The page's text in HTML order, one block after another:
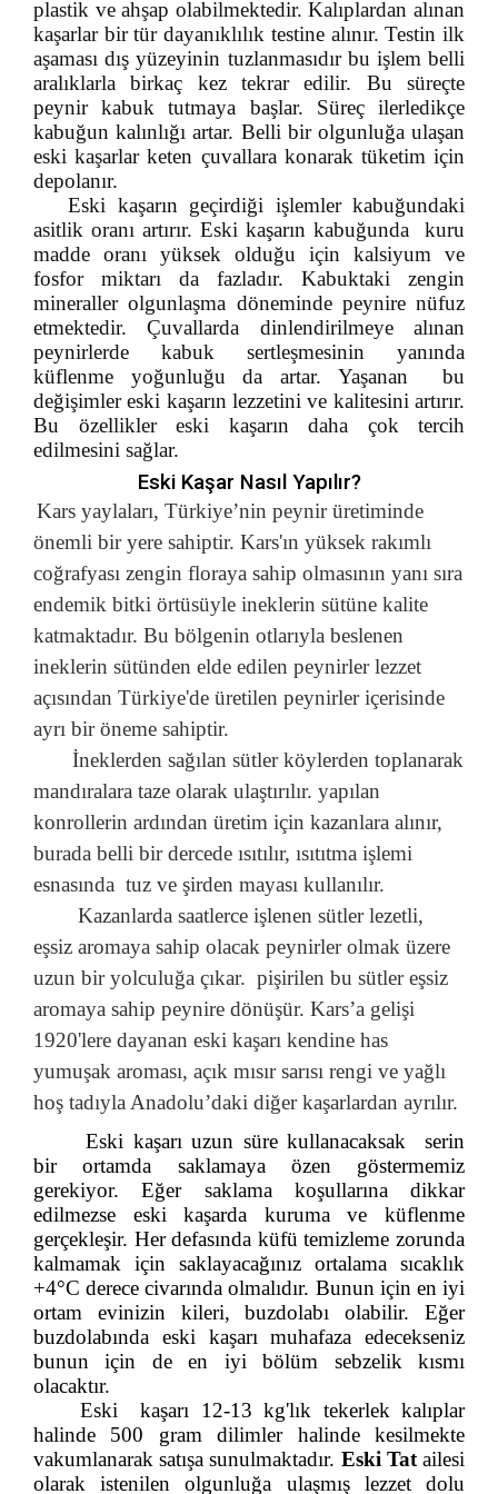
plastik ve ahşap olabilmektedir. Kalıplardan alınan
kaşarlar bir tür dayanıklılık testine alınır. Testin ilk
aşaması dış yüzeyinin tuzlanmasıdır bu işlem belli
aralıklarla birkaç kez tekrar edilir. Bu süreçte
peynir kabuk tutmaya başlar. Süreç ilerledikçe
kabuğun kalınlığı artar. Belli bir olgunluğa ulaşan
eski kaşarlar keten çuvallara konarak tüketim için
depolanır.
Eski kaşarın geçirdiği işlemler kabuğundaki
asitlik oranı artırır. Eski kaşarın kabuğunda kuru
madde oranı yüksek olduğu için kalsiyum ve
fosfor miktarı da fazladır. Kabuktaki zengin
mineraller olgunlaşma döneminde peynire nüfuz
etmektedir. Çuvallarda dinlendirilmeye alınan
peynirlerde kabuk sertleşmesinin yanında
küflenme yoğunluğu da artar. Yaşanan bu
değişimler eski kaşarın lezzetini ve kalitesini artırır.
Bu özellikler eski kaşarın daha çok tercih
edilmesini sağlar.
Eski Kaşar Nasıl Yapılır?
Kars yaylaları, Türkiye’nin peynir üretiminde
önemli bir yere sahiptir. Kars'ın yüksek rakımlı
coğrafyası zengin floraya sahip olmasının yanı sıra
endemik bitki örtüsüyle ineklerin sütüne kalite
katmaktadır. Bu bölgenin otlarıyla beslenen
ineklerin sütünden elde edilen peynirler lezzet
açısından Türkiye'de üretilen peynirler içerisinde
ayrı bir öneme sahiptir.
İneklerden sağılan sütler köylerden toplanarak
mandıralara taze olarak ulaştırılır. yapılan
konrollerin ardından üretim için kazanlara alınır,
burada belli bir dercede ısıtılır, ısıtıtma işlemi
esnasında tuz ve şirden mayası kullanılır.
Kazanlarda saatlerce işlenen sütler lezetli,
eşsiz aromaya sahip olacak peynirler olmak üzere
uzun bir yolculuğa çıkar. pişirilen bu sütler eşsiz
aromaya sahip peynire dönüşür. Kars’a gelişi
1920'lere dayanan eski kaşarı kendine has
yumuşak aroması, açık mısır sarısı rengi ve yağlı
hoş tadıyla Anadolu’daki diğer kaşarlardan ayrılır.
Eski kaşarı uzun süre kullanacaksak serin
bir ortamda saklamaya özen göstermemiz
gerekiyor. Eğer saklama koşullarına dikkar
edilmezse eski kaşarda kuruma ve küflenme
gerçekleşir. Her defasında küfü temizleme zorunda
kalmamak için saklayacağınız ortalama sıcaklık
+4°C derece civarında olmalıdır. Bunun için en iyi
ortam evinizin kileri, buzdolabı olabilir. Eğer
buzdolabında eski kaşarı muhafaza edecekseniz
bunun için de en iyi bölüm sebzelik kısmı
olacaktır.
Eski kaşarı 12-13 kg'lık tekerlek kalıplar
halinde 500 gram dilimler halinde kesilmekte
vakumlanarak satışa sunulmaktadır. Eski Tatailesi
olarak istenilen olgunluğa ulaşmış lezzet dolu